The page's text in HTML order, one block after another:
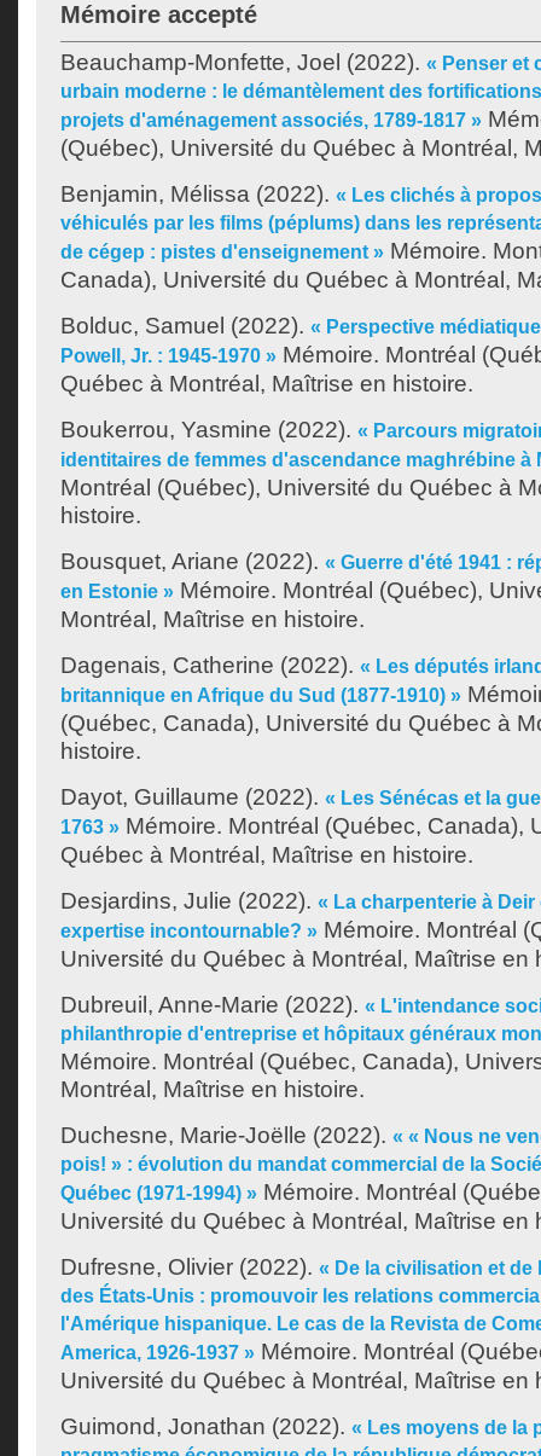
Mémoire accepté
Beauchamp-Monfette, Joel (2022). « Penser et
urbain moderne : le démantèlement des
projets d'aménagement associés, 1789-1817 »
(Québec), Université du Québec à Montréal,
Benjamin, Mélissa (2022). « Les clichés à
véhiculés par les films (péplums) dans les
de cégep : pistes d'enseignement » Mémoire.
Canada), Université du Québec à Montréal,
Bolduc, Samuel (2022). « Perspective
Powell, Jr. : 1945-1970 » Mémoire. Montréal
Québec à Montréal, Maîtrise en histoire.
Boukerrou, Yasmine (2022). « Parcours
identitaires de femmes d'ascendance maghrébine à
Montréal (Québec), Université du Québec à
histoire.
Bousquet, Ariane (2022). « Guerre d'été 1941 :
en Estonie » Mémoire. Montréal (Québec),
Montréal, Maîtrise en histoire.
Dagenais, Catherine (2022). « Les députés
britannique en Afrique du Sud (1877-1910) »
(Québec, Canada), Université du Québec à
histoire.
Dayot, Guillaume (2022). « Les Sénécas et la
1763 » Mémoire. Montréal (Québec, Canada),
Québec à Montréal, Maîtrise en histoire.
Desjardins, Julie (2022). « La charpenterie à Deir
expertise incontournable? » Mémoire. Montréal
Université du Québec à Montréal, Maîtrise en
Dubreuil, Anne-Marie (2022). « L'intendance
philanthropie d'entreprise et hôpitaux généraux
Mémoire. Montréal (Québec, Canada),
Montréal, Maîtrise en histoire.
Duchesne, Marie-Joëlle (2022). « « Nous ne
pois! » : évolution du mandat commercial de la
Québec (1971-1994) » Mémoire. Montréal
Université du Québec à Montréal, Maîtrise en
Dufresne, Olivier (2022). « De la civilisation et
des États-Unis : promouvoir les relations
l'Amérique hispanique. Le cas de la Revista de
America, 1926-1937 » Mémoire. Montréal
Université du Québec à Montréal, Maîtrise en
Guimond, Jonathan (2022). « Les moyens de la